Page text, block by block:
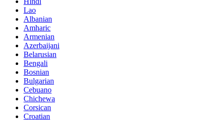
Lao
Albanian
Amharic
Armenian
Azerbaijani
Belarusian
Bengali
Bosnian
Bulgarian
Cebuano
Chichewa
Corsican
Croatian